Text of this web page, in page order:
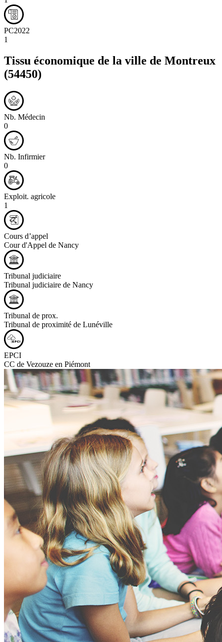
PC2022
1
Tissu économique de la ville de Montreux
(54450)
Nb. Médecin
0
Nb. Infirmier
0
Exploit. agricole
1
Cours d’appel
Cour d'Appel de Nancy
Tribunal judiciaire
Tribunal judiciaire de Nancy
Tribunal de prox.
Tribunal de proximité de Lunéville
EPCI
CC de Vezouze en Piémont